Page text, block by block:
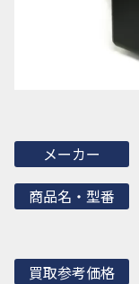
メーカー
商品名・型番
買取参考価格